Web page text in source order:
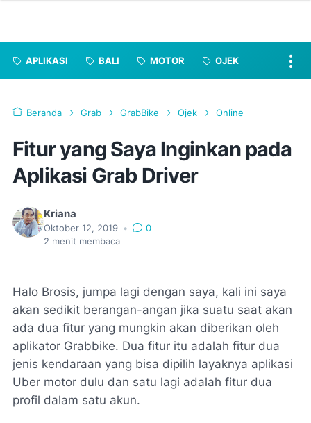
APLIKASI BALI MOTOR OJEK
Beranda Grab GrabBike Ojek Online
Fitur yang Saya Inginkan pada
Aplikasi Grab Driver
Kriana
Oktober 12, 2019 •
0
2 menit membaca
Halo Brosis, jumpa lagi dengan saya, kali ini saya
akan sedikit berangan-angan jika suatu saat akan
ada dua fitur yang mungkin akan diberikan oleh
aplikator Grabbike. Dua fitur itu adalah fitur dua
jenis kendaraan yang bisa dipilih layaknya aplikasi
Uber motor dulu dan satu lagi adalah fitur dua
profil dalam satu akun.